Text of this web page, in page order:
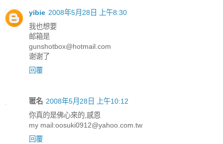
yibie 2008年5月28日 上午8:30
我也想要
邮箱是
gunshotbox@hotmail.com
谢谢了
回覆
匿名 2008年5月28日 上午10:12
你真的是佛心來的,感恩
my mail:oosuki0912@yahoo.com.tw
回覆